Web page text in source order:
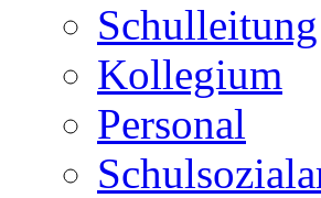
Schulleitung
Kollegium
Personal